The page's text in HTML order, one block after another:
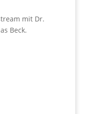
mit Dr.
Beck.